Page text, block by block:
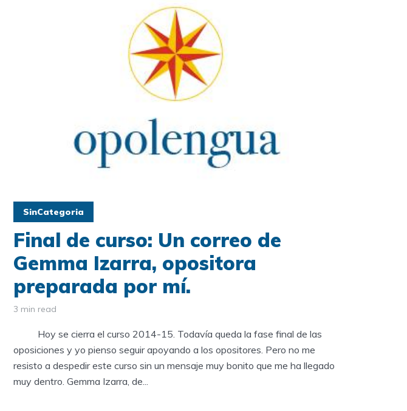
SinCategoria
Final de curso: Un correo de
Gemma Izarra, opositora
preparada por mí.
3 min read
Hoy se cierra el curso 2014-15. Todavía queda la fase final de las
oposiciones y yo pienso seguir apoyando a los opositores. Pero no me
resisto a despedir este curso sin un mensaje muy bonito que me ha llegado
muy dentro. Gemma Izarra, de...